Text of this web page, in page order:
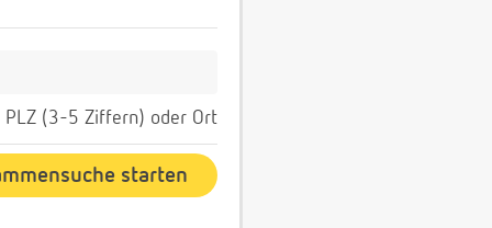
PLZ (3-5 Ziffern) oder Ort